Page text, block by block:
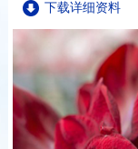
下载详细资料